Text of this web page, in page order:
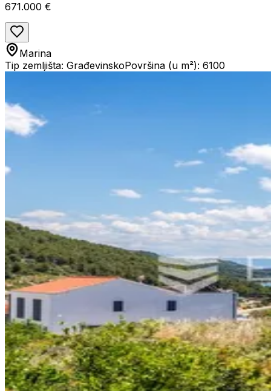
671.000 €
Marina
Tip zemljišta: GrađevinskoPovršina (u m²): 6100